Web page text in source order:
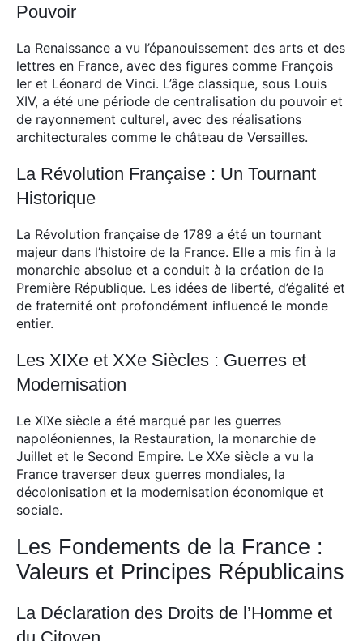
Pouvoir
La Renaissance a vu l’épanouissement des arts et des
lettres en France, avec des figures comme François
Ier et Léonard de Vinci. L’âge classique, sous Louis
XIV, a été une période de centralisation du pouvoir et
de rayonnement culturel, avec des réalisations
architecturales comme le château de Versailles.
La Révolution Française : Un Tournant
Historique
La Révolution française de 1789 a été un tournant
majeur dans l’histoire de la France. Elle a mis fin à la
monarchie absolue et a conduit à la création de la
Première République. Les idées de liberté, d’égalité et
de fraternité ont profondément influencé le monde
entier.
Les XIXe et XXe Siècles : Guerres et
Modernisation
Le XIXe siècle a été marqué par les guerres
napoléoniennes, la Restauration, la monarchie de
Juillet et le Second Empire. Le XXe siècle a vu la
France traverser deux guerres mondiales, la
décolonisation et la modernisation économique et
sociale.
Les Fondements de la France :
Valeurs et Principes Républicains
La Déclaration des Droits de l’Homme et